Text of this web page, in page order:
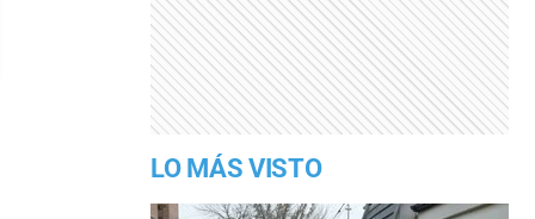
LO MÁS VISTO